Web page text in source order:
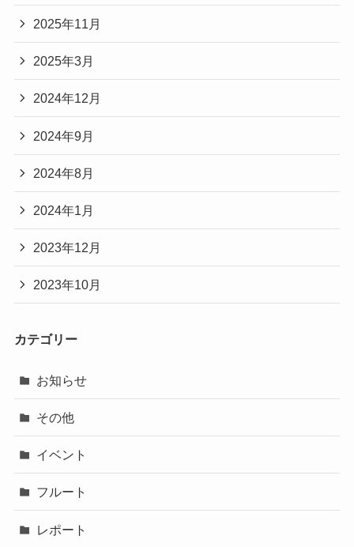
2025年11月
2025年3月
2024年12月
2024年9月
2024年8月
2024年1月
2023年12月
2023年10月
カテゴリー
お知らせ
その他
イベント
フルート
レポート